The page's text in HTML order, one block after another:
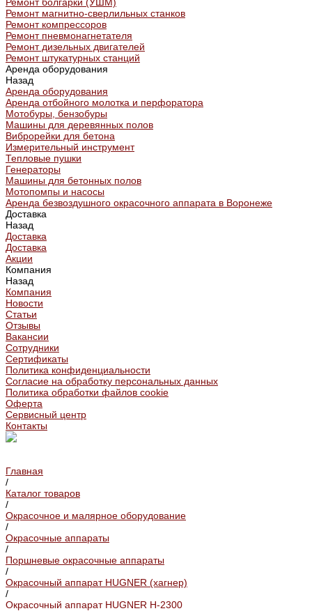
Ремонт магнитно-сверлильных станков
Ремонт компрессоров
Ремонт пневмонагнетателя
Ремонт дизельных двигателей
Ремонт штукатурных станций
Аренда оборудования
Назад
Аренда оборудования
Аренда отбойного молотка и перфоратора
Мотобуры, бензобуры
Машины для деревянных полов
Виброрейки для бетона
Измерительный инструмент
Тепловые пушки
Генераторы
Машины для бетонных полов
Мотопомпы и насосы
Аренда безвоздушного окрасочного аппарата в Воронеже
Доставка
Назад
Доставка
Доставка
Акции
Компания
Назад
Компания
Новости
Статьи
Отзывы
Вакансии
Сотрудники
Сертификаты
Политика конфиденциальности
Согласие на обработку персональных данных
Политика обработки файлов cookie
Оферта
Сервисный центр
Контакты
Главная
/
Каталог товаров
/
Окрасочное и малярное оборудование
/
Окрасочные аппараты
/
Поршневые окрасочные аппараты
/
Окрасочный аппарат HUGNER (хагнер)
/
Окрасочный аппарат HUGNER H-2300